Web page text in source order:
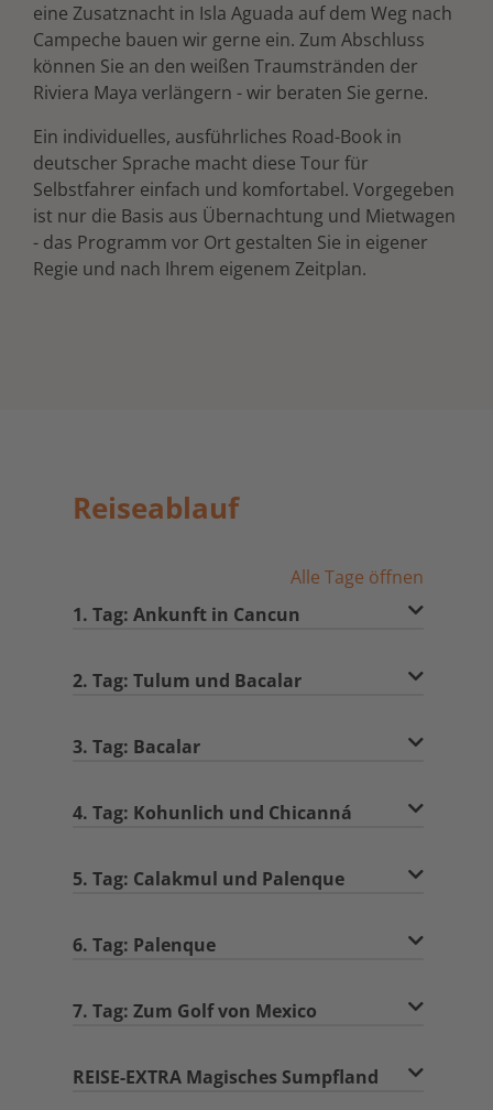
eine Zusatznacht in Isla Aguada auf dem Weg nach
Campeche bauen wir gerne ein. Zum Abschluss
können Sie an den weißen Traumstränden der
Riviera Maya verlängern - wir beraten Sie gerne.
Ein individuelles, ausführliches Road-Book in
deutscher Sprache macht diese Tour für
Selbstfahrer einfach und komfortabel. Vorgegeben
ist nur die Basis aus Übernachtung und Mietwagen
- das Programm vor Ort gestalten Sie in eigener
Regie und nach Ihrem eigenem Zeitplan.
Reiseablauf
Alle Tage öffnen
1. Tag: Ankunft in Cancun
2. Tag: Tulum und Bacalar
3. Tag: Bacalar
4. Tag: Kohunlich und Chicanná
5. Tag: Calakmul und Palenque
6. Tag: Palenque
7. Tag: Zum Golf von Mexico
REISE-EXTRA Magisches Sumpfland